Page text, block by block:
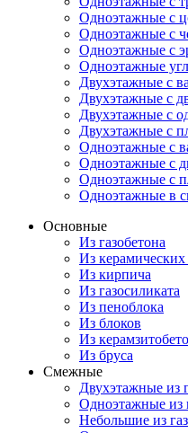
Одноэтажные с
Одноэтажные с
Одноэтажные с
Одноэтажные
Двухэтажные с
Двухэтажные с
Двухэтажные с
Двухэтажные с
Одноэтажные с
Одноэтажные с
Одноэтажные с
Одноэтажные в
Основные
Из газобетона
Из керамических
Из кирпича
Из газосиликата
Из пеноблока
Из блоков
Из
Из бруса
Смежные
Двухэтажные из
Одноэтажные из
Небольшие из